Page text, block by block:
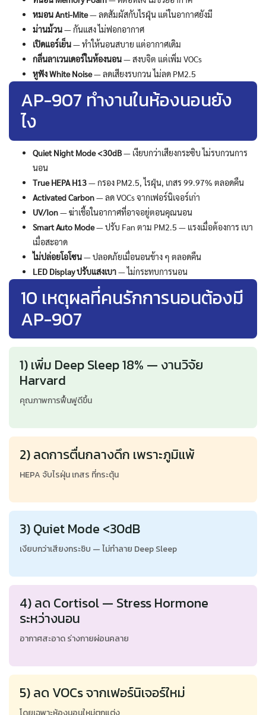
หมอน Anti-Mite— ลดสัมผัสกับไรฝุ่น แต่ในอากาศยังมี
ม่านม้วน— กันแสง ไม่ฟอกอากาศ
เปิดแอร์เย็น— ทำให้นอนสบาย แต่อากาศเดิม
กลิ่นลาเวนเดอร์ในห้องนอน— สงบจิต แต่เพิ่ม VOCs
หูฟัง White Noise— ลดเสียงรบกวน ไม่ลด PM2.5
AP-907 ทำงานในห้องนอนยัง
ไง
Quiet Night Mode <30dB— เงียบกว่าเสียงกระซิบ ไม่รบกวนการ
นอน
True HEPA H13— กรอง PM2.5, ไรฝุ่น, เกสร 99.97% ตลอดคืน
Activated Carbon— ลด VOCs จากเฟอร์นิเจอร์เก่า
UV/Ion— ฆ่าเชื้อในอากาศที่อาจอยู่ตอนคุณนอน
Smart Auto Mode— ปรับ Fan ตาม PM2.5 — แรงเมื่อต้องการ เบา
เมื่อสะอาด
ไม่ปล่อยโอโซน— ปลอดภัยเมื่อนอนข้าง ๆ ตลอดคืน
LED Display ปรับแสงเบา— ไม่กระทบการนอน
10 เหตุผลที่คนรักการนอนต้องมี
AP-907
1) เพิ่ม Deep Sleep 18% — งานวิจัย
Harvard
คุณภาพการฟื้นฟูดีขึ้น
2) ลดการตื่นกลางดึก เพราะภูมิแพ้
HEPA จับไรฝุ่น เกสร ที่กระตุ้น
3) Quiet Mode <30dB
เงียบกว่าเสียงกระซิบ — ไม่ทำลาย Deep Sleep
4) ลด Cortisol — Stress Hormone
ระหว่างนอน
อากาศสะอาด ร่างกายผ่อนคลาย
5) ลด VOCs จากเฟอร์นิเจอร์ใหม่